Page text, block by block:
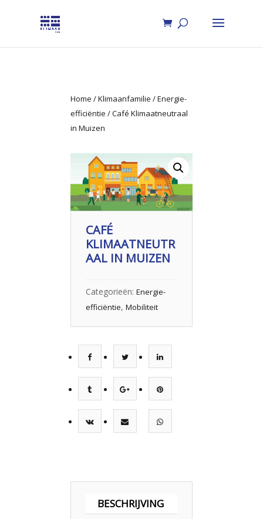
Home /Klimaanfamilie /Energie-
efficiëntie / Café Klimaatneutraal
in Muizen
CAFÉ
KLIMAATNEUTR
AAL IN MUIZEN
Categorieën: Energie-
efficiëntie, Mobiliteit
BESCHRIJVING